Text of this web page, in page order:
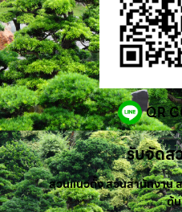
QR
รับจัดส
สวนแนวตั้ง สวนสำนักงาน
ต้